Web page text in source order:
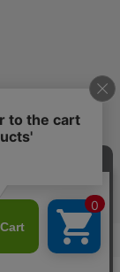
イバシーポリシー
reserved.